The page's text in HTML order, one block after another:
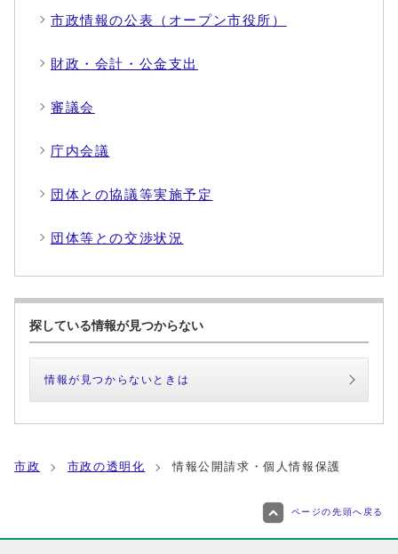
市政情報の公表（オープン市役所）
財政・会計・公金支出
審議会
庁内会議
団体との協議等実施予定
団体等との交渉状況
探している情報が見つからない
情報が見つからないときは
市政 市政の透明化 情報公開請求・個人情報保護
ページの先頭へ戻る